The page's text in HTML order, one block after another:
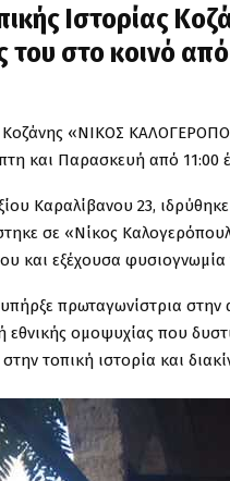
Ιστορίας
του στο κοινό
«ΝΙΚΟΣ
και Παρασκευή από 11:00
Καραλίβανου 23,
σε «Νίκος
και εξέχουσα
πρωταγωνίστρια στην
ομοψυχίας που
τοπική ιστορία και